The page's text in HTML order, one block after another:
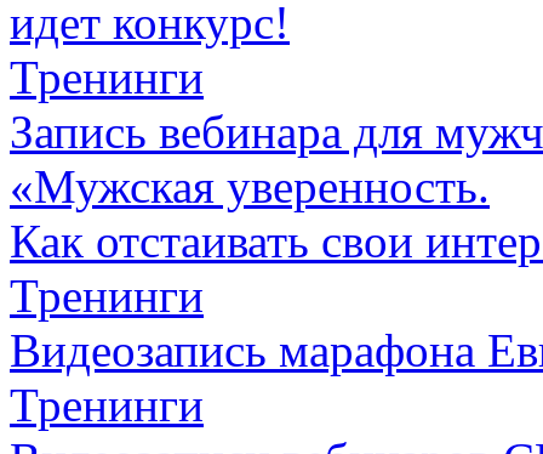
идет конкурс!
Тренинги
Запись вебинара для
«Мужская уверенность.
Как отстаивать свои
Тренинги
Видеозапись марафона
Тренинги